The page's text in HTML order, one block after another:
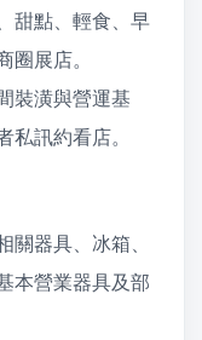
甜點、輕食、早
展店。
裝潢與營運基
訊約看店。
器具、冰箱、
本營業器具及部